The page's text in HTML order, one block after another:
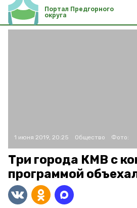
Портал Предгорного
округа
1 июня 2019, 20:25 Общество Фото:
Три города КМВ с
программой